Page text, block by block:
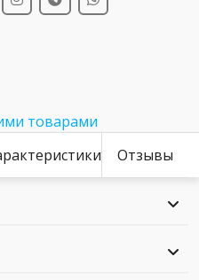
товарами
Отзывы